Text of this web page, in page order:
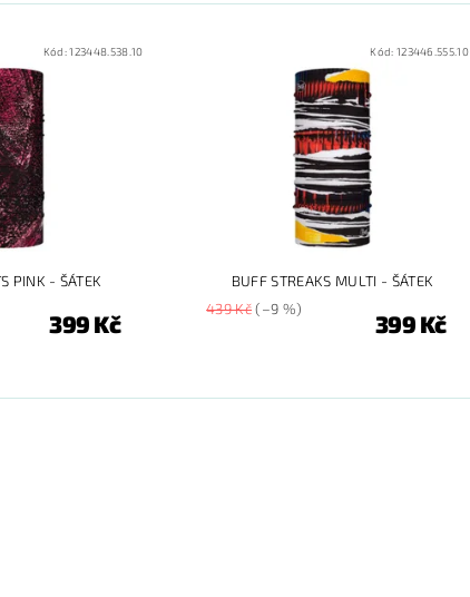
Kód:123448.538.10
PINK - ŠÁTEK
399 Kč
Kód: 123446.555.10
BUFF STREAKS MULTI - ŠÁTEK
439 Kč(–9 %)
399 Kč